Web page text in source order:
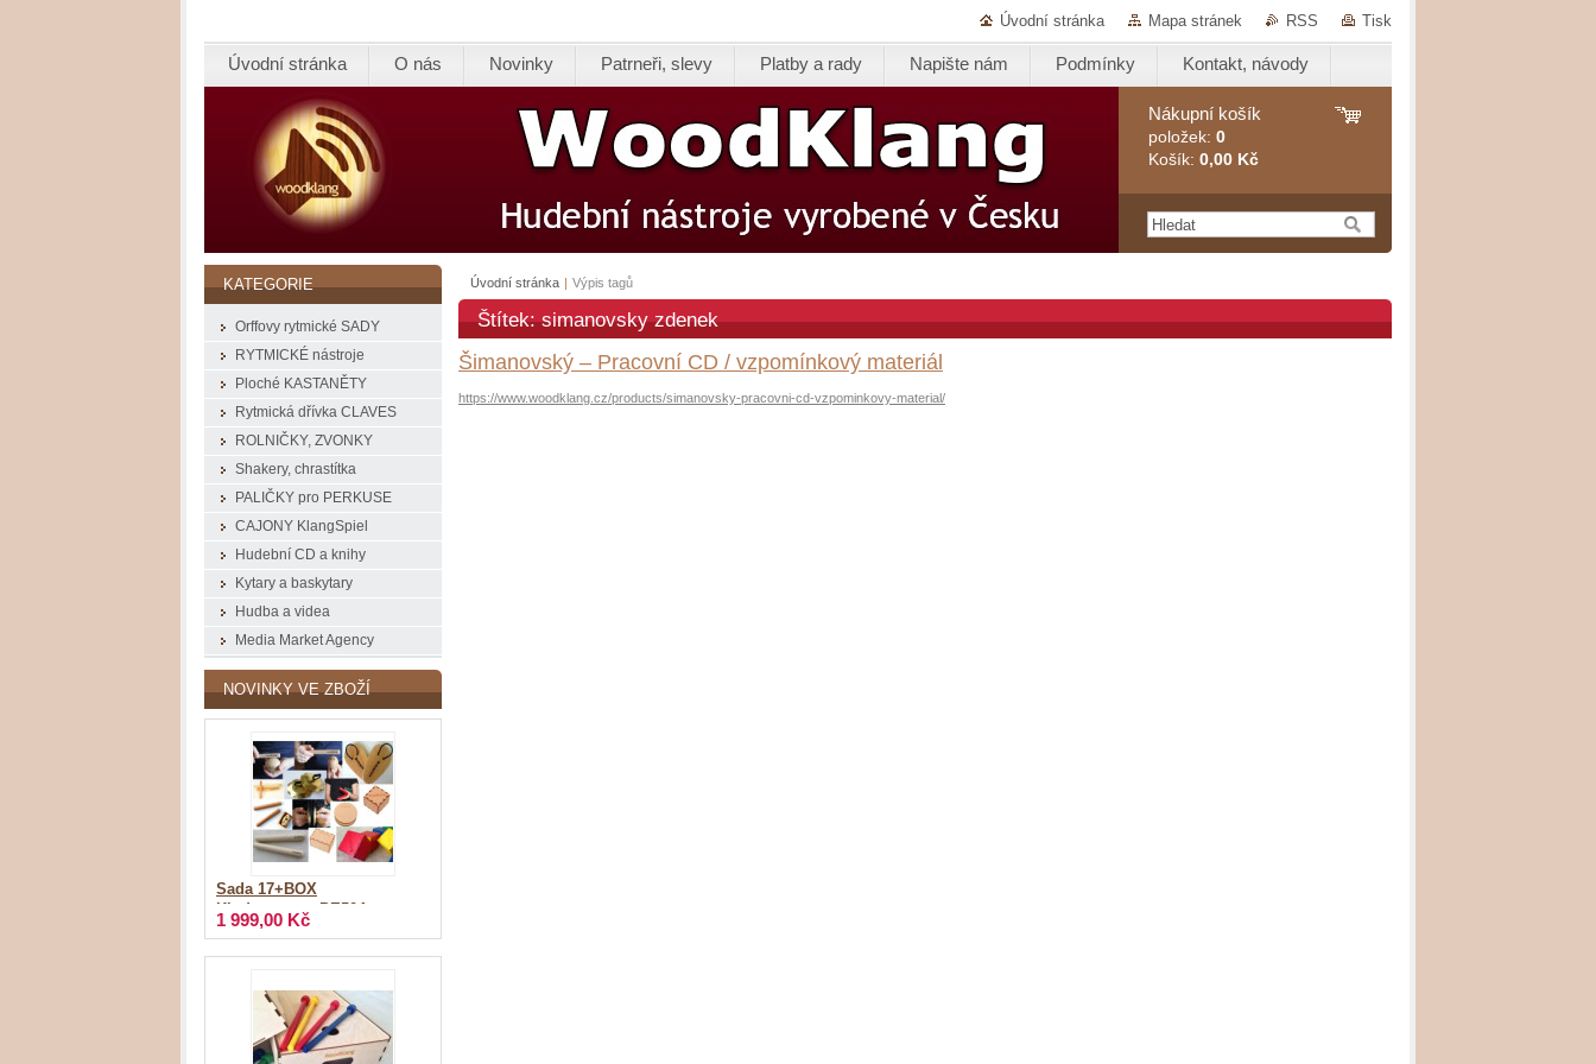
Úvodní stránka Mapa stránek RSS Tisk
Úvodní stránka O nás Novinky Patrneři, slevy Platby a rady Napište nám Podmínky Kontakt, návody
Nákupní košík
položek: 0
Košík: 0,00 Kč
Úvodní stránka | Výpis tagů
Štítek: simanovsky zdenek
Šimanovský – Pracovní CD / vzpomínkový materiál
https://www.woodklang.cz/products/simanovsky-pracovni-cd-vzpominkovy-material/
KATEGORIE
Orffovy rytmické SADY
RYTMICKÉ nástroje
Ploché KASTANĚTY
Rytmická dřívka CLAVES
ROLNIČKY, ZVONKY
Shakery, chrastítka
PALIČKY pro PERKUSE
CAJONY KlangSpiel
Hudební CD a knihy
Kytary a baskytary
Hudba a videa
Media Market Agency
NOVINKY VE ZBOŽÍ
Sada 17+BOX
Kindergarten_PE504
1 999,00 Kč